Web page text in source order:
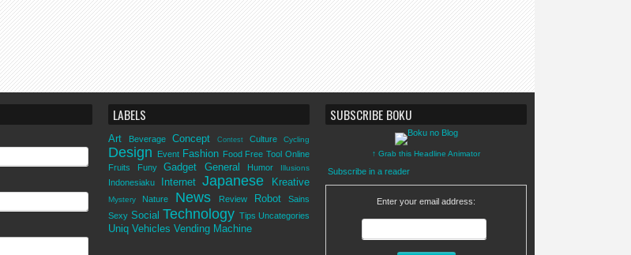
LABELS
Art Beverage Concept Contest Culture Cycling
Design Event Fashion Food Free Tool Online
Fruits
Funy Gadget General Humor Illusions
Indonesiaku Internet Japanese Kreative
Mystery Nature News Review Robot
Sains
Sexy Social Technology Tips Uncategories
Uniq Vehicles Vending Machine
SUBSCRIBE BOKU
↑ Grab this Headline Animator
Subscribe in a reader
Enter your email address: